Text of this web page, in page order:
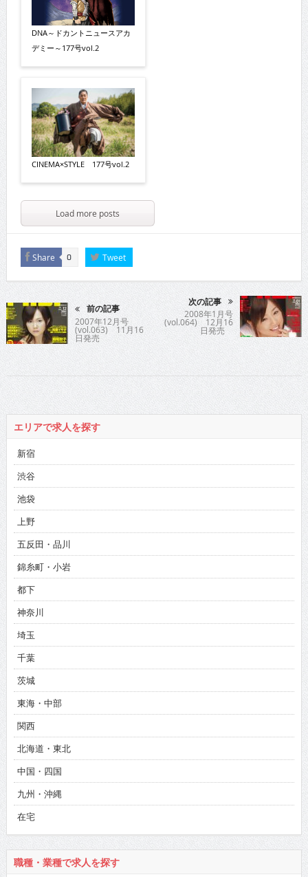
DNA～ドカントニュースアカ
デミー～177号vol.2
CINEMA×STYLE 177号vol.2
Load more posts
Share 0 Tweet
前の記事
2007年12月号
(vol.063) 11月16
日発売
次の記事
2008年1月号
(vol.064) 12月16
日発売
エリアで求人を探す
新宿
渋谷
池袋
上野
五反田・品川
錦糸町・小岩
都下
神奈川
埼玉
千葉
茨城
東海・中部
関西
北海道・東北
中国・四国
九州・沖縄
在宅
職種・業種で求人を探す